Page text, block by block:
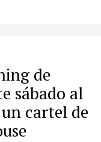
de
sábado al
cartel de